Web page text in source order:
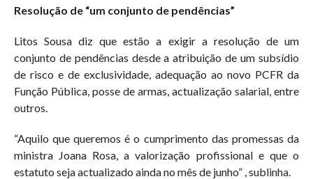
Resolução de “um conjunto de pendências”
Litos Sousa diz que estão a exigir a resolução de um
conjunto de pendências desde a atribuição de um subsídio
de risco e de exclusividade, adequação ao novo PCFR da
Função Pública, posse de armas, actualização salarial, entre
outros.
“Aquilo que queremos é o cumprimento das promessas da
ministra Joana Rosa, a valorização profissional e que o
estatuto seja actualizado ainda no mês de junho” , sublinha.